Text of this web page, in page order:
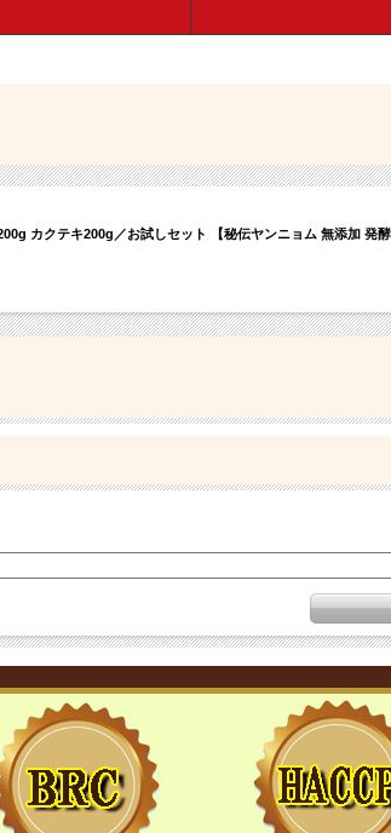
カクテキ200g／お試しセット 【秘伝ヤンニョム 無添加